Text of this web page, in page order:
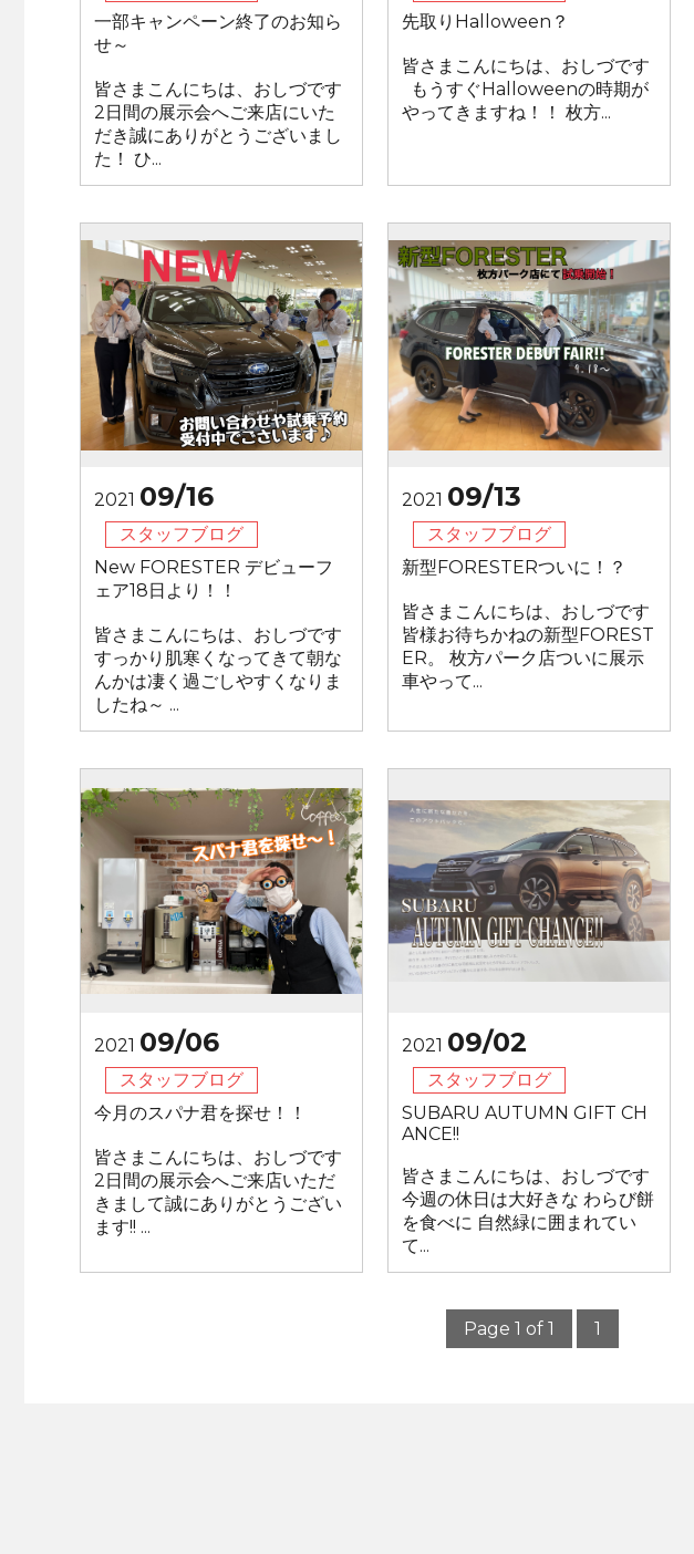
一部キャンペーン終了のお知ら
せ～
皆さまこんにちは、おしづです
2日間の展示会へご来店にいた
だき誠にありがとうございまし
た！ ひ...
先取りHalloween？
皆さまこんにちは、おしづです
もうすぐHalloweenの時期が
やってきますね！！ 枚方...
2021 09/16
スタッフブログ
New FORESTER デビューフ
ェア18日より！！
皆さまこんにちは、おしづです
すっかり肌寒くなってきて朝な
んかは凄く過ごしやすくなりま
したね～ ...
2021 09/13
スタッフブログ
新型FORESTERついに！？
皆さまこんにちは、おしづです
皆様お待ちかねの新型FOREST
ER。 枚方パーク店ついに展示
車やって...
2021 09/06
スタッフブログ
今月のスパナ君を探せ！！
皆さまこんにちは、おしづです
2日間の展示会へご来店いただ
きまして誠にありがとうござい
ます!! ...
2021 09/02
スタッフブログ
SUBARU AUTUMN GIFT CH
ANCE!!
皆さまこんにちは、おしづです
今週の休日は大好きな わらび餅
を食べに 自然緑に囲まれてい
て...
Page 1 of 1 1